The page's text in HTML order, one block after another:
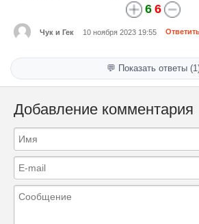
6 6
Чук и Гек 10 ноября 2023 19:55
💬 Показать ответы
Добавление комментария